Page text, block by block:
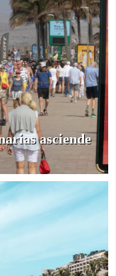
asciende